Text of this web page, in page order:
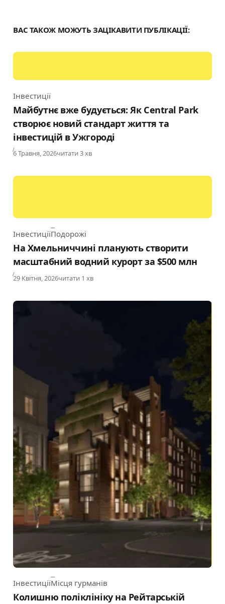
ВАС ТАКОЖ МОЖУТЬ ЗАЦІКАВИТИ ПУБЛІКАЦІЇ:
Category
Інвестиції
Майбутнє вже будується: Як Central Park
створює новий стандарт життя та
інвестицій в Ужгороді
Published
6 Травня, 2026читати 3 хв
Category
ІнвестиціїПодорожі
На Хмельниччині планують створити
масштабний водний курорт за $500 млн
Published
29 Квітня, 2026читати 1 хв
Category
ІнвестиціїМісця гурманів
Колишню поліклініку на Рейтарській